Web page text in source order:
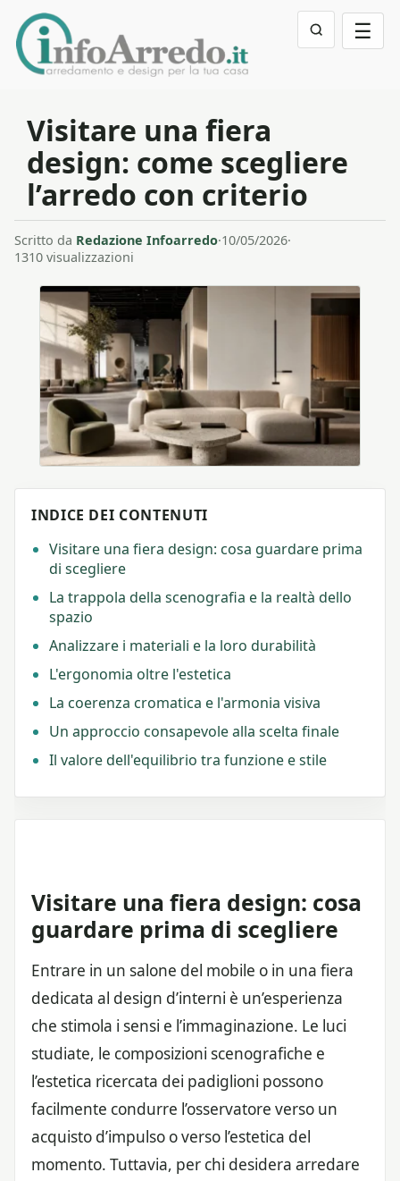
☰
Visitare una fiera
design: come scegliere
l’arredo con criterio
Scritto da Redazione Infoarredo·10/05/2026·
1310 visualizzazioni
INDICE DEI CONTENUTI
Visitare una fiera design: cosa guardare prima
di scegliere
La trappola della scenografia e la realtà dello
spazio
Analizzare i materiali e la loro durabilità
L'ergonomia oltre l'estetica
La coerenza cromatica e l'armonia visiva
Un approccio consapevole alla scelta finale
Il valore dell'equilibrio tra funzione e stile
Visitare una fiera design: cosa
guardare prima di scegliere
Entrare in un salone del mobile o in una fiera
dedicata al design d’interni è un’esperienza
che stimola i sensi e l’immaginazione. Le luci
studiate, le composizioni scenografiche e
l’estetica ricercata dei padiglioni possono
facilmente condurre l’osservatore verso un
acquisto d’impulso o verso l’estetica del
momento. Tuttavia, per chi desidera arredare